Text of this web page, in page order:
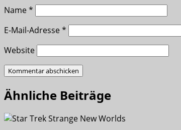
Name*
E-Mail-Adresse*
Website
Ähnliche Beiträge